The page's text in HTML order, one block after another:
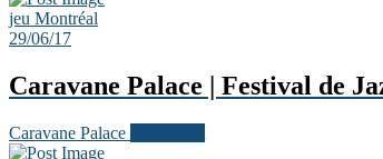
jeu Montréal
29/06/17
Caravane Palace | Festival de
Caravane Palace